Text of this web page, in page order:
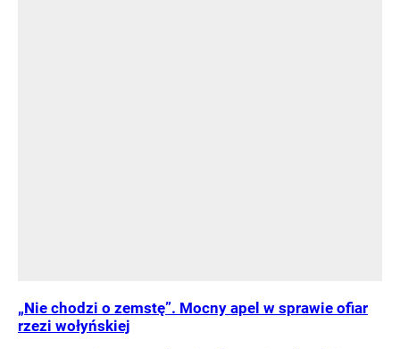
„Nie chodzi o zemstę”. Mocny apel w sprawie ofiar
rzezi wołyńskiej